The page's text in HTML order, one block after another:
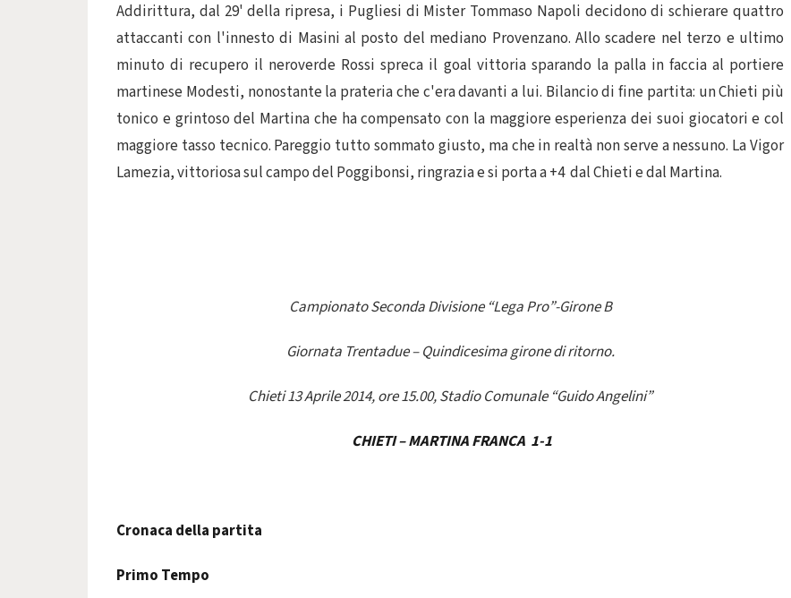
Addirittura, dal 29' della ripresa, i Pugliesi di Mister Tommaso Napoli decidono di schierare quattro
attaccanti con l'innesto di Masini al posto del mediano Provenzano. Allo scadere nel terzo e ultimo
minuto di recupero il neroverde Rossi spreca il goal vittoria sparando la palla in faccia al portiere
martinese Modesti, nonostante la prateria che c'era davanti a lui. Bilancio di fine partita: un Chieti più
tonico e grintoso del Martina che ha compensato con la maggiore esperienza dei suoi giocatori e col
maggiore tasso tecnico. Pareggio tutto sommato giusto, ma che in realtà non serve a nessuno. La Vigor
Lamezia, vittoriosa sul campo del Poggibonsi, ringrazia e si porta a +4 dal Chieti e dal Martina.
Campionato Seconda Divisione “Lega Pro”-Girone B
Giornata Trentadue – Quindicesima girone di ritorno.
Chieti 13 Aprile 2014, ore 15.00, Stadio Comunale “Guido Angelini”
CHIETI – MARTINA FRANCA 1-1
Cronaca della partita
Primo Tempo